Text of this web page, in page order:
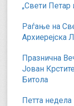
„Свети
Раѓање на
Архиерејска
Празнична
Јован
Битола
Петта